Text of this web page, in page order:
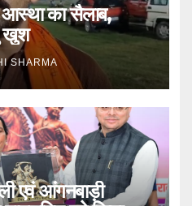
आस्था का सैलाब,
खुश
SHARMA
एवं आंगनबाड़ी